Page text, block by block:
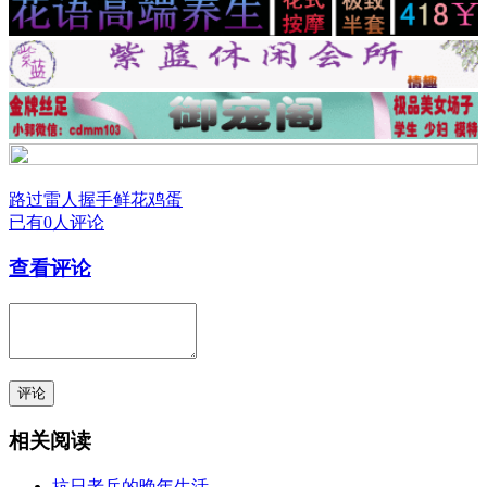
路过雷人 握手鲜花鸡蛋
已有0人评论
查看评论
评论
相关阅读